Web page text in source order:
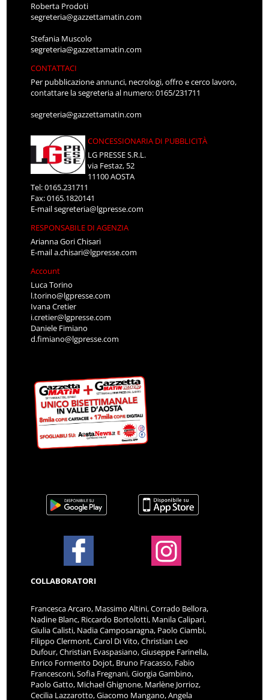
Roberta Prodoti
segreteria@gazzettamatin.com
Stefania Muscolo
segreteria@gazzettamatin.com
CONTATTACI
Per pubblicazione annunci, necrologi, offro e cerco lavoro,
contattare la segreteria al numero: 0165/231711
segreteria@gazzettamatin.com
CONCESSIONARIA DI PUBBLICITÀ
LG PRESSE S.R.L.
via Festaz, 52
11100 AOSTA
Tel: 0165.231711
Fax: 0165.1820141
E-mailsegreteria@lgpresse.com
RESPONSABILE DI AGENZIA
Arianna Gori Chisari
E-maila.chisari@lgpresse.com
Account
Luca Torino
l.torino@lgpresse.com
Ivana Cretier
i.cretier@lgpresse.com
Daniele Fimiano
d.fimiano@lgpresse.com
COLLABORATORI
Francesca Arcaro, Massimo Altini, Corrado Bellora,
Nadine Blanc, Riccardo Bortolotti, Manila Calipari,
Giulia Calisti, Nadia Camposaragna, Paolo Ciambi,
Filippo Clermont, Carol Di Vito, Christian Leo
Dufour, Christian Evaspasiano, Giuseppe Farinella,
Enrico Formento Dojot, Bruno Fracasso, Fabio
Francesconi, Sofia Fregnani, Giorgia Gambino,
Paolo Gatto, Michael Ghignone, Marlène Jorrioz,
Cecilia Lazzarotto, Giacomo Mangano, Angela